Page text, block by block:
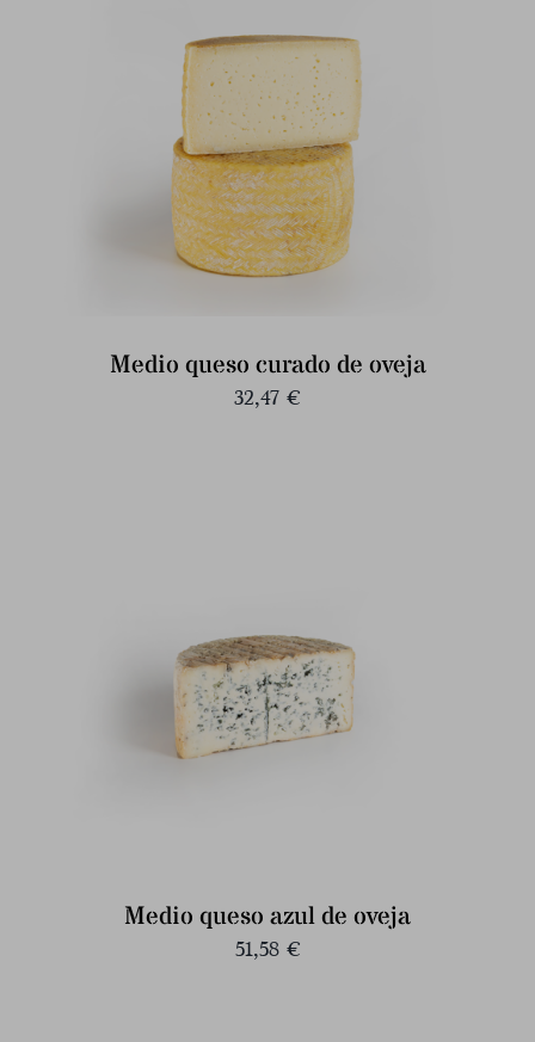
Medio queso curado de oveja
32,47 €
Medio queso azul de oveja
51,58 €